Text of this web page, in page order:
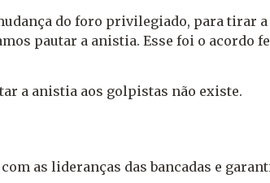
do foro privilegiado, para tirar
pautar a anistia. Esse foi o acordo
a anistia aos golpistas não existe.
as lideranças das bancadas e